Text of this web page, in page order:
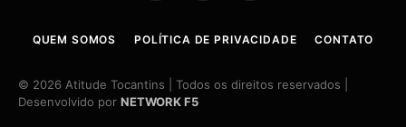
QUEM SOMOS POLÍTICA DE PRIVACIDADE CONTATO
© 2026 Atitude Tocantins | Todos os direitos reservados |
Desenvolvido por NETWORK F5